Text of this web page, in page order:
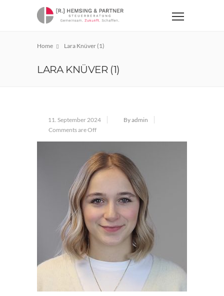
Home Lara Knüver (1)
LARA KNÜVER (1)
11. September 2024
By admin
Comments are Off